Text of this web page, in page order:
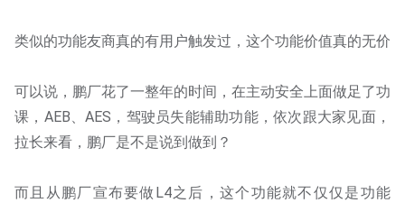
类似的功能友商真的有用户触发过，这个功能价值真的无价
可以说，鹏厂花了一整年的时间，在主动安全上面做足了功
课，AEB、AES，驾驶员失能辅助功能，依次跟大家见面，
拉长来看，鹏厂是不是说到做到？
而且从鹏厂宣布要做L4之后，这个功能就不仅仅是功能